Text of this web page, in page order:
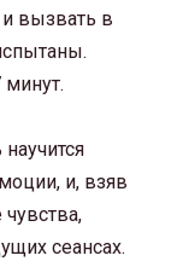
вызвать в
и, взяв
сеансах.